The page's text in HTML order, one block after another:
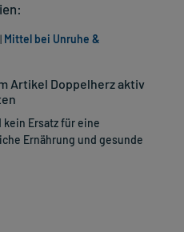
Artikel Doppelherz aktiv
Ersatz für eine
Ernährung und gesunde
| Mittel bei Unruhe &